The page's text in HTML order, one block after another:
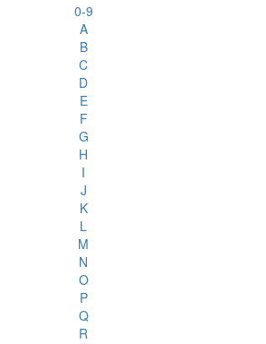
0-9
A
B
C
D
E
F
G
H
I
J
K
L
M
N
O
P
Q
R